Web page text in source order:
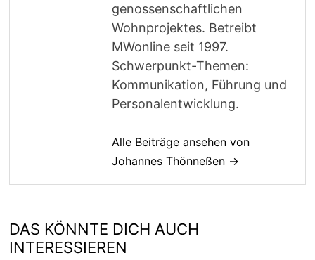
genossenschaftlichen
Wohnprojektes. Betreibt
MWonline seit 1997.
Schwerpunkt-Themen:
Kommunikation, Führung und
Personalentwicklung.
Alle Beiträge ansehen von
Johannes Thönneßen →
DAS KÖNNTE DICH AUCH
INTERESSIEREN